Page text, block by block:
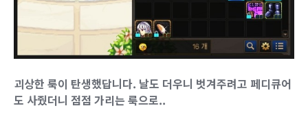
괴상한 룩이 탄생했답니다. 날도 더우니 벗겨주려고 페디큐어
도 사줬더니 점점 가리는 룩으로..